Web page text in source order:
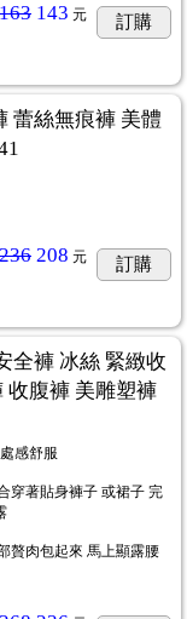
163 143 元 訂購
蕾絲無痕褲 美體
236 208 元 訂購
全褲 冰絲 緊緻收
收腹褲 美雕塑褲
感舒服
穿著貼身褲子 或裙子 完
贅肉包起來 馬上顯露腰